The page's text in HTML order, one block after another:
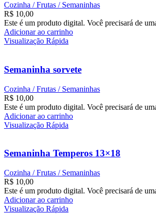
Cozinha / Frutas / Semaninhas
R$ 10,00
Este é um produto digital. Você precisará de
Adicionar ao carrinho
Visualização Rápida
Semaninha sorvete
Cozinha / Frutas / Semaninhas
R$ 10,00
Este é um produto digital. Você precisará de
Adicionar ao carrinho
Visualização Rápida
Semaninha Temperos 13×18
Cozinha / Frutas / Semaninhas
R$ 10,00
Este é um produto digital. Você precisará de
Adicionar ao carrinho
Visualização Rápida